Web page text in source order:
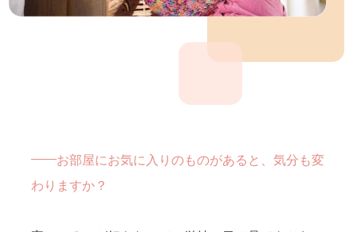
お部屋にお気に入りのものがあると、気分も変
わりますか？